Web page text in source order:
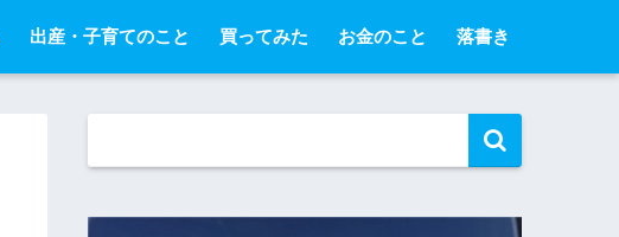
出産・子育てのこと 買ってみた お金のこと 落書き